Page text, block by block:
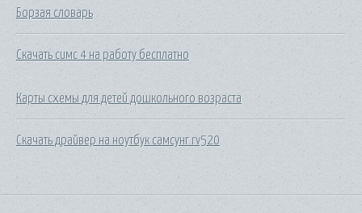
Борзая словарь
Скачать симс 4 на работу бесплатно
Карты схемы для детей дошкольного возраста
Скачать драйвер на ноутбук самсунг rv520